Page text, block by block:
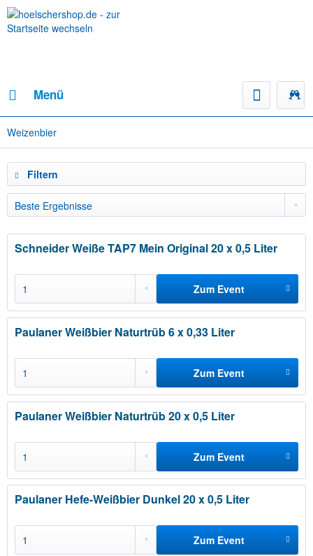
Menü
Weizenbier
Filtern
Schneider Weiße TAP7 Mein Original 20 x 0,5 Liter
Zum Event
hinzufügen
Paulaner Weißbier Naturtrüb 6 x 0,33 Liter
Zum Event
hinzufügen
Paulaner Weißbier Naturtrüb 20 x 0,5 Liter
Zum Event
hinzufügen
Paulaner Hefe-Weißbier Dunkel 20 x 0,5 Liter
Zum Event